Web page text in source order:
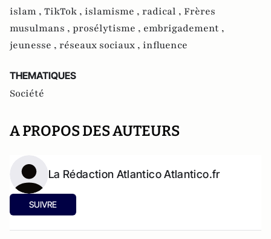
islam , TikTok , islamisme , radical , Frères
musulmans , prosélytisme , embrigadement ,
jeunesse , réseaux sociaux , influence
THEMATIQUES
Société
A PROPOS DES AUTEURS
La Rédaction Atlantico Atlantico.fr
SUIVRE